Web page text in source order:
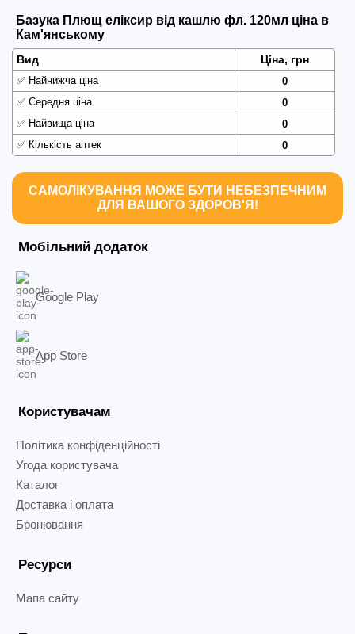
Базука Плющ еліксир від кашлю фл. 120мл ціна в
Кам'янському
Вид Ціна, грн
✅ Найнижча ціна
0
✅ Середня ціна
0
✅ Найвища ціна
0
✅ Кількість аптек 0
САМОЛІКУВАННЯ МОЖЕ БУТИ НЕБЕЗПЕЧНИМ
ДЛЯ ВАШОГО ЗДОРОВ'Я!
Мобільний додаток
Google Play
App Store
Користувачам
Політика конфіденційності
Угода користувача
Каталог
Доставка і оплата
Бронювання
Ресурси
Мапа сайту